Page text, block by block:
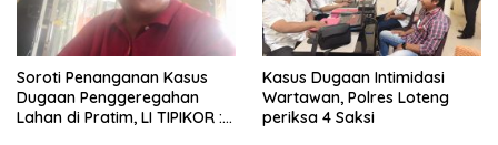
Soroti Penanganan Kasus
Dugaan Penggeregahan
Lahan di Pratim, LI TIPIKOR :
Kasus Dugaan Intimidasi
Wartawan, Polres Loteng
periksa 4 Saksi